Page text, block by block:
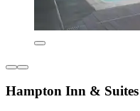
Hampton Inn & Suites